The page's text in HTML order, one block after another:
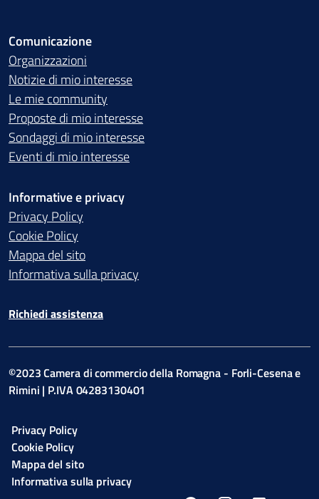
Comunicazione
Organizzazioni
Notizie di mio interesse
Le mie community
Proposte di mio interesse
Sondaggi di mio interesse
Eventi di mio interesse
Informative e privacy
Privacy Policy
Cookie Policy
Mappa del sito
Informativa sulla privacy
Richiedi assistenza
©2023 Camera di commercio della Romagna - Forli-Cesena e
Rimini | P.IVA 04283130401
Privacy Policy
Cookie Policy
Mappa del sito
Informativa sulla privacy